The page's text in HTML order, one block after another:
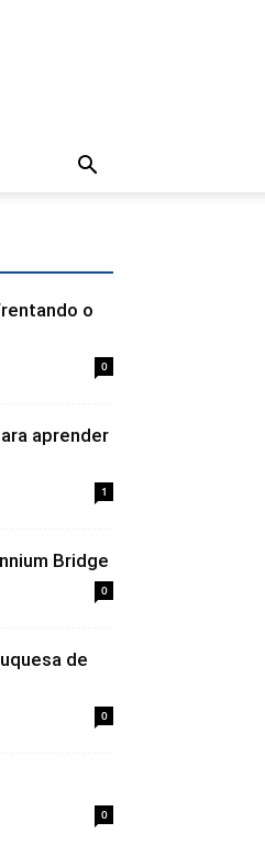
o
0
aprender
1
Bridge
0
de
0
0